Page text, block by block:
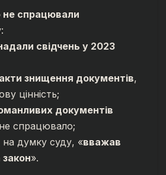
спрацювали
свідчень у 2023
знищення документів,
цінність;
документів
не спрацювало;
думку суду, «вважав
».